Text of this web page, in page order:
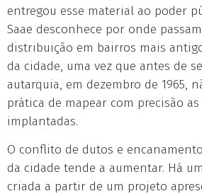
entregou esse material ao poder
Saae desconhece por onde
distribuição em bairros mais
da cidade, uma vez que antes de
autarquia, em dezembro de 1965,
prática de mapear com precisão
implantadas.
O conflito de dutos e
da cidade tende a aumentar. Há
criada a partir de um projeto